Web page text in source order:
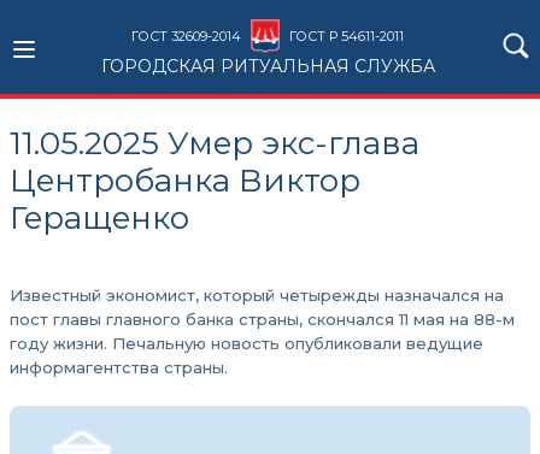
ГОСТ 32609-2014 ГОСТ Р 54611-2011
ГОРОДСКАЯ РИТУАЛЬНАЯ СЛУЖБА
11.05.2025 Умер экс-глава
Центробанка Виктор
Геращенко
Известный экономист, который четырежды назначался на
пост главы главного банка страны, скончался 11 мая на 88-м
году жизни. Печальную новость опубликовали ведущие
информагентства страны.